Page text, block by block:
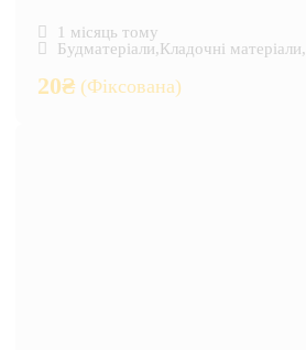
1 місяць тому
Будматеріали,Кладочні матеріали,
20₴ (Фіксована)